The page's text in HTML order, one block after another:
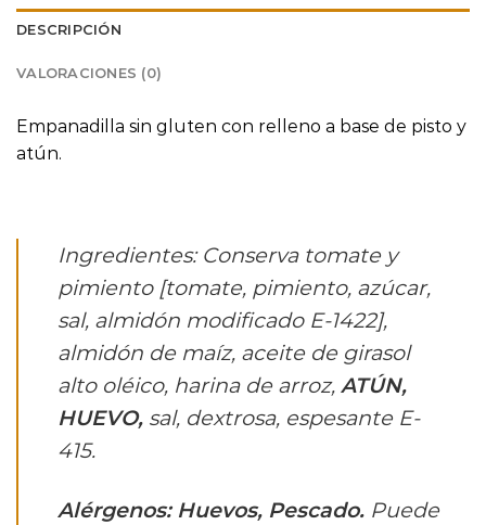
DESCRIPCIÓN
VALORACIONES (0)
Empanadilla sin gluten con relleno a base de pisto y
atún.
Ingredientes: Conserva tomate y
pimiento [tomate, pimiento, azúcar,
sal, almidón modificado E-1422],
almidón de maíz, aceite de girasol
alto oléico, harina de arroz, ATÚN,
HUEVO, sal, dextrosa, espesante E-
415.
Alérgenos: Huevos, Pescado. Puede